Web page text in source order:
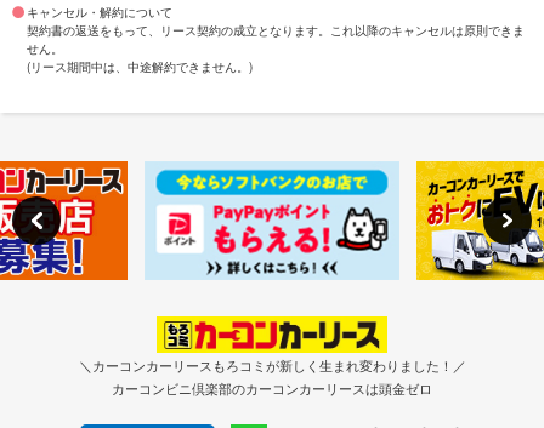
キャンセル・解約について
契約書の返送をもって、リース契約の成立となります。これ以降のキャンセルは原則できま
せん。
(リース期間中は、中途解約できません。)
＼カーコンカーリースもろコミが新しく生まれ変わりました！／
カーコンビニ倶楽部のカーコンカーリースは頭金ゼロ